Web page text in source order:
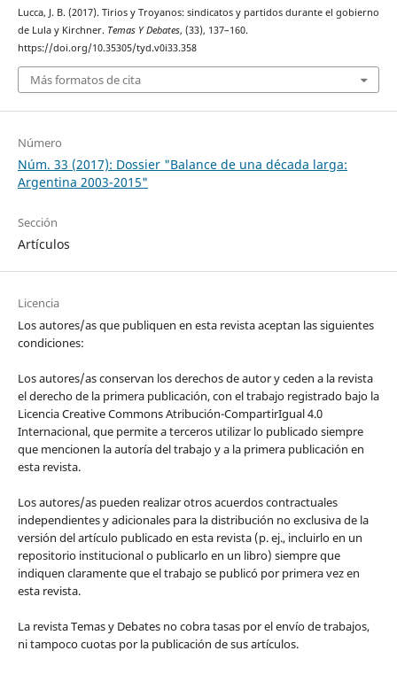
Lucca, J. B. (2017). Tirios y Troyanos: sindicatos y partidos durante el gobierno
de Lula y Kirchner. Temas Y Debates, (33), 137–160.
https://doi.org/10.35305/tyd.v0i33.358
Más formatos de cita
Número
Núm. 33 (2017): Dossier "Balance de una década larga:
Argentina 2003-2015"
Sección
Artículos
Licencia
Los autores/as que publiquen en esta revista aceptan las siguientes
condiciones:
Los autores/as conservan los derechos de autor y ceden a la revista
el derecho de la primera publicación, con el trabajo registrado bajo la
Licencia Creative Commons Atribución-CompartirIgual 4.0
Internacional, que permite a terceros utilizar lo publicado siempre
que mencionen la autoría del trabajo y a la primera publicación en
esta revista.
Los autores/as pueden realizar otros acuerdos contractuales
independientes y adicionales para la distribución no exclusiva de la
versión del artículo publicado en esta revista (p. ej., incluirlo en un
repositorio institucional o publicarlo en un libro) siempre que
indiquen claramente que el trabajo se publicó por primera vez en
esta revista.
La revista Temas y Debates no cobra tasas por el envío de trabajos,
ni tampoco cuotas por la publicación de sus artículos.